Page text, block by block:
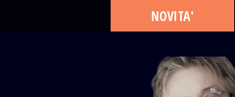
NOVITA'